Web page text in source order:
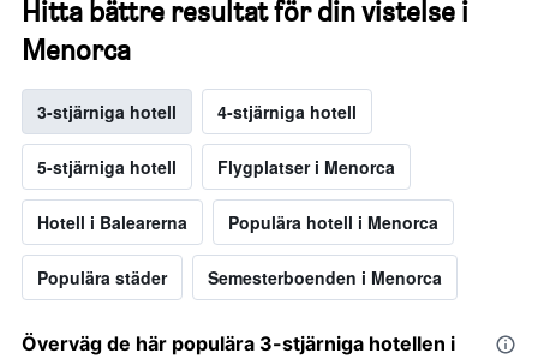
Hitta bättre resultat för din vistelse i
Menorca
3-stjärniga hotell 4-stjärniga hotell
5-stjärniga hotell Flygplatser i Menorca
Hotell i Balearerna Populära hotell i Menorca
Populära städer Semesterboenden i Menorca
Överväg de här populära 3-stjärniga hotellen i